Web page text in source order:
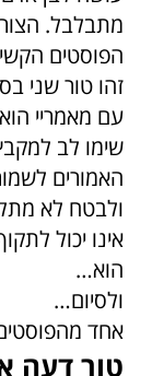
מתבלבל.
הפוסטים
זהו טור שני
עם מאמריי
שימו לב
האמורים
ולבטח לא
אינו יכול
הוא…
ולסיום…
אחד
טור דעה